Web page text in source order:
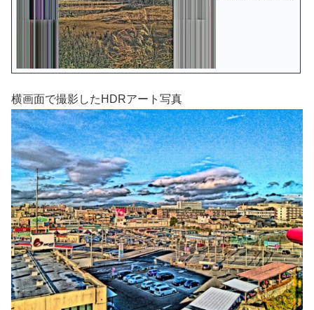
横画面で撮影したHDRアート写真